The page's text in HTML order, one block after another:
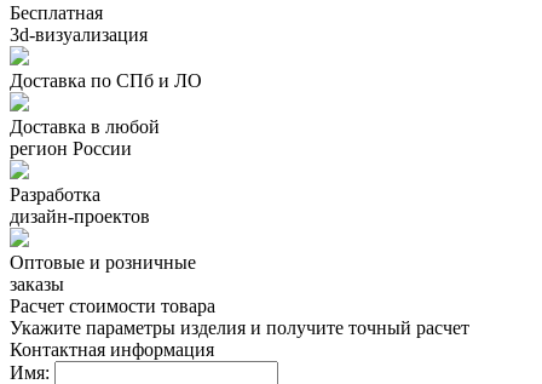
Бесплатная
3d-визуализация
Доставка по СПб и ЛО
Доставка в любой
регион России
Разработка
дизайн-проектов
Оптовые и розничные
заказы
Расчет стоимости товара
Укажите параметры изделия и получите точный расчет
Контактная информация
Имя: